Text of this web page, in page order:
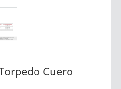
Cuero